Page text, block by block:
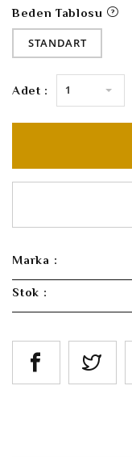
Beden Tablosu
STANDART
Adet : 1
Marka :
Stok :